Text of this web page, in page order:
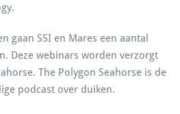
gaan SSI en Mares een aantal
Deze webinars worden verzorgt
The Polygon Seahorse is de
podcast over duiken.